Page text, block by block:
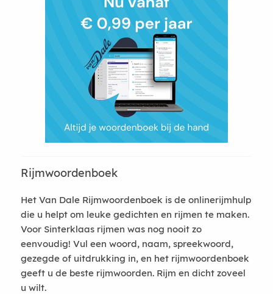
Rijmwoordenboek
Het Van Dale Rijmwoordenboek is de onlinerijmhulp
die u helpt om leuke gedichten en rijmen te maken.
Voor Sinterklaas rijmen was nog nooit zo
eenvoudig! Vul een woord, naam, spreekwoord,
gezegde of uitdrukking in, en het rijmwoordenboek
geeft u de beste rijmwoorden. Rijm en dicht zoveel
u wilt.